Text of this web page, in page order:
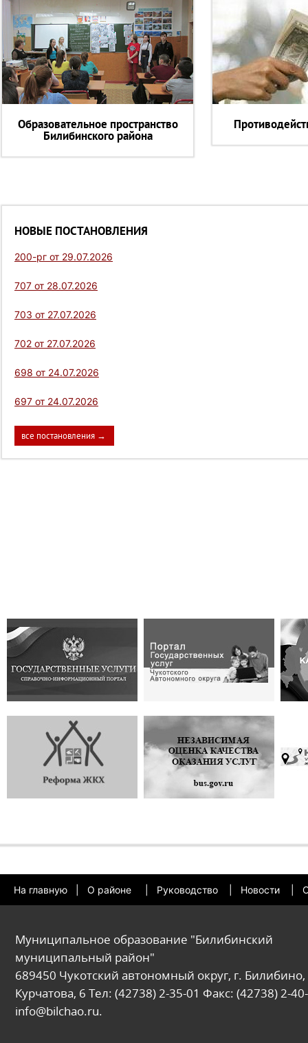
Образовательное пространство
Билибинского района
НОВЫЕ ПОСТАНОВЛЕНИЯ
200-рг от 29.07.2026
707 от 28.07.2026
703 от 27.07.2026
702 от 27.07.2026
698 от 24.07.2026
697 от 24.07.2026
все постановления →
На главную О районе Руководство Новости
Муниципальное образование "Билибинский
муниципальный район"
689450 Чукотский автономный округ, г. Билибино,
Курчатова, 6 Тел: (42738) 2-35-01 Факс: (42738) 2-
info@bilchao.ru.